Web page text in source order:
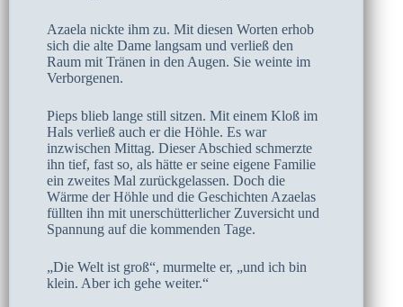
Azaela nickte ihm zu. Mit diesen Worten erhob
sich die alte Dame langsam und verließ den
Raum mit Tränen in den Augen. Sie weinte im
Verborgenen.
Pieps blieb lange still sitzen. Mit einem Kloß im
Hals verließ auch er die Höhle. Es war
inzwischen Mittag. Dieser Abschied schmerzte
ihn tief, fast so, als hätte er seine eigene Familie
ein zweites Mal zurückgelassen. Doch die
Wärme der Höhle und die Geschichten Azaelas
füllten ihn mit unerschütterlicher Zuversicht und
Spannung auf die kommenden Tage.
„Die Welt ist groß“, murmelte er, „und ich bin
klein. Aber ich gehe weiter.“